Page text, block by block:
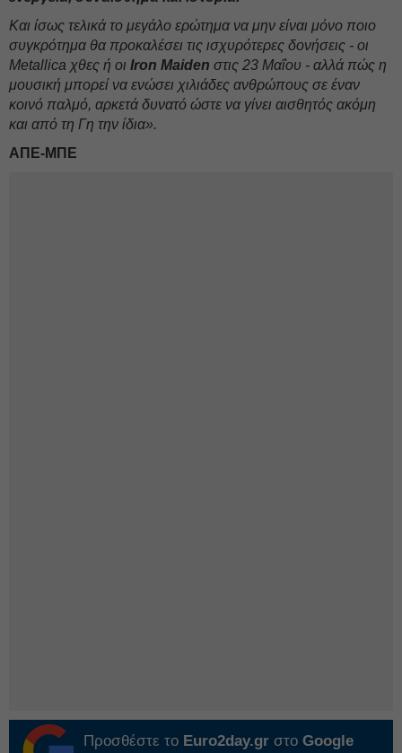
Και ίσως τελικά το μεγάλο ερώτημα να μην είναι μόνο ποιο
συγκρότημα θα προκαλέσει τις ισχυρότερες δονήσεις - οι
Metallica χθες ή οι Iron Maiden στις 23 Μαΐου - αλλά πώς η
μουσική μπορεί να ενώσει χιλιάδες ανθρώπους σε έναν
κοινό παλμό, αρκετά δυνατό ώστε να γίνει αισθητός ακόμη
και από τη Γη την ίδια».
ΑΠΕ-ΜΠΕ
Προσθέστε το Euro2day.gr στο Google